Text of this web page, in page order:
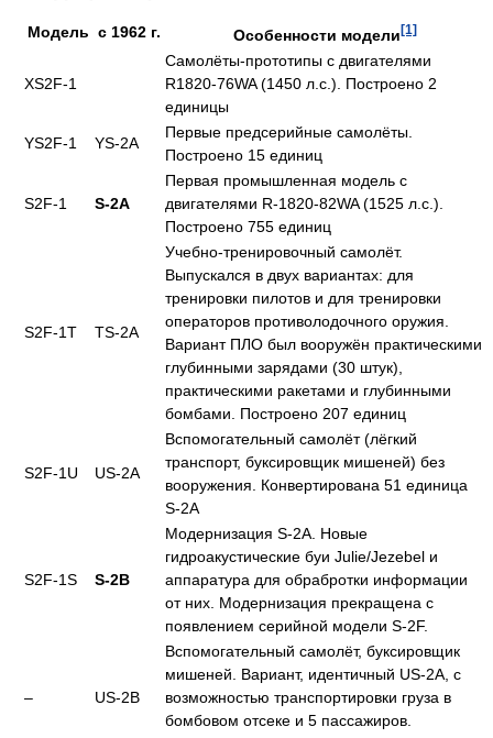
Модель с 1962 г. Особенности модели [1]
XS2F-1
Самолёты-прототипы с двигателями
R1820-76WA (1450 л.с.). Построено 2
единицы
YS2F-1 YS-2A
Первые предсерийные самолёты.
Построено 15 единиц
S2F-1 S-2A
Первая промышленная модель с
двигателями R-1820-82WA (1525 л.с.).
Построено 755 единиц
S2F-1T TS-2A
Учебно-тренировочный самолёт.
Выпускался в двух вариантах: для
тренировки пилотов и для тренировки
операторов противолодочного оружия.
Вариант ПЛО был вооружён практическими
глубинными зарядами (30 штук),
практическими ракетами и глубинными
бомбами. Построено 207 единиц
S2F-1U US-2A
Вспомогательный самолёт (лёгкий
транспорт, буксировщик мишеней) без
вооружения. Конвертирована 51 единица
S-2A
S2F-1S S-2B
Модернизация S-2A. Новые
гидроакустические буи Julie/Jezebel и
аппаратура для обрабротки информации
от них. Модернизация прекращена с
появлением серийной модели S-2F.
– US-2B
Вспомогательный самолёт, буксировщик
мишеней. Вариант, идентичный US-2A, с
возможностью транспортировки груза в
бомбовом отсеке и 5 пассажиров.